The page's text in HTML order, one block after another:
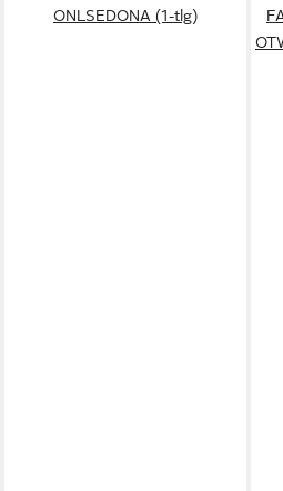
ONLSEDONA (1-tlg)